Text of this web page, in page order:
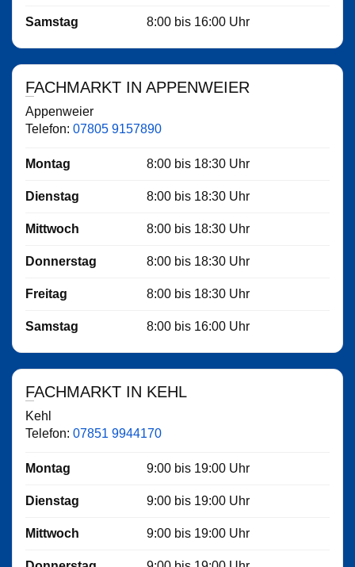
Samstag 8:00 bis 16:00 Uhr
FACHMARKT IN APPENWEIER
Appenweier
Telefon: 07805 9157890
Montag 8:00 bis 18:30 Uhr
Dienstag 8:00 bis 18:30 Uhr
Mittwoch 8:00 bis 18:30 Uhr
Donnerstag 8:00 bis 18:30 Uhr
Freitag 8:00 bis 18:30 Uhr
Samstag 8:00 bis 16:00 Uhr
FACHMARKT IN KEHL
Kehl
Telefon: 07851 9944170
Montag 9:00 bis 19:00 Uhr
Dienstag 9:00 bis 19:00 Uhr
Mittwoch 9:00 bis 19:00 Uhr